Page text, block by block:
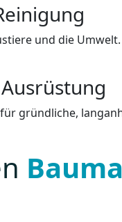
und die Umwelt.
gründliche,